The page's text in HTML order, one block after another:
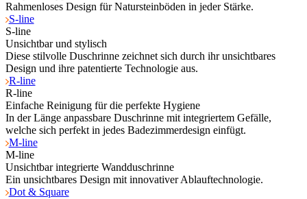
Rahmenloses Design für Natursteinböden in jeder Stärke.
S-line
S-line
Unsichtbar und stylisch
Diese stilvolle Duschrinne zeichnet sich durch ihr unsichtbares
Design und ihre patentierte Technologie aus.
R-line
R-line
Einfache Reinigung für die perfekte Hygiene
In der Länge anpassbare Duschrinne mit integriertem Gefälle,
welche sich perfekt in jedes Badezimmerdesign einfügt.
M-line
M-line
Unsichtbar integrierte Wandduschrinne
Ein unsichtbares Design mit innovativer Ablauftechnologie.
Dot & Square